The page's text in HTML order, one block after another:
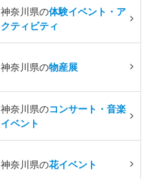
神奈川県の体験イベント・ア
クティビティ
神奈川県の物産展
神奈川県のコンサート・音楽
イベント
神奈川県の花イベント